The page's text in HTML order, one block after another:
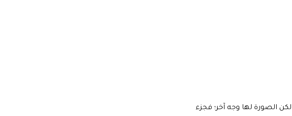
الصورة لها وجه آخر؛ فجزء